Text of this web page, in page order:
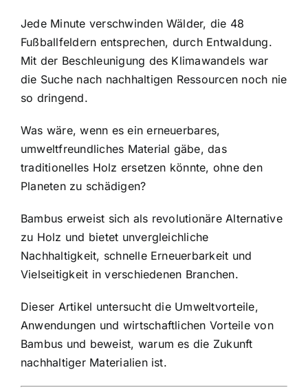
Jede Minute verschwinden Wälder, die 48
Fußballfeldern entsprechen, durch Entwaldung.
Mit der Beschleunigung des Klimawandels war
die Suche nach nachhaltigen Ressourcen noch nie
so dringend.
Was wäre, wenn es ein erneuerbares,
umweltfreundliches Material gäbe, das
traditionelles Holz ersetzen könnte, ohne den
Planeten zu schädigen?
Bambus erweist sich als revolutionäre Alternative
zu Holz und bietet unvergleichliche
Nachhaltigkeit, schnelle Erneuerbarkeit und
Vielseitigkeit in verschiedenen Branchen.
Dieser Artikel untersucht die Umweltvorteile,
Anwendungen und wirtschaftlichen Vorteile von
Bambus und beweist, warum es die Zukunft
nachhaltiger Materialien ist.